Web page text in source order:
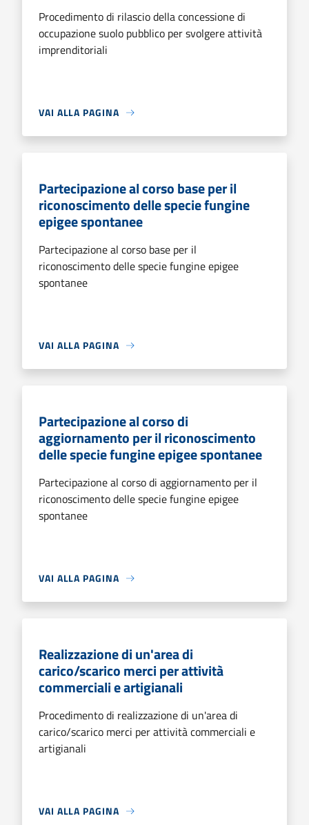
Procedimento di rilascio della concessione di
occupazione suolo pubblico per svolgere attività
imprenditoriali
VAI ALLA PAGINA
Partecipazione al corso base per il
riconoscimento delle specie fungine
epigee spontanee
Partecipazione al corso base per il
riconoscimento delle specie fungine epigee
spontanee
VAI ALLA PAGINA
Partecipazione al corso di
aggiornamento per il riconoscimento
delle specie fungine epigee spontanee
Partecipazione al corso di aggiornamento per il
riconoscimento delle specie fungine epigee
spontanee
VAI ALLA PAGINA
Realizzazione di un'area di
carico/scarico merci per attività
commerciali e artigianali
Procedimento di realizzazione di un'area di
carico/scarico merci per attività commerciali e
artigianali
VAI ALLA PAGINA